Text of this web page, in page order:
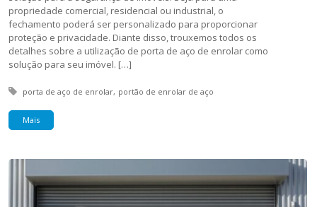
propriedade comercial, residencial ou industrial, o
fechamento poderá ser personalizado para proporcionar
proteção e privacidade. Diante disso, trouxemos todos os
detalhes sobre a utilização de porta de aço de enrolar como
solução para seu imóvel. […]
Tagged with:
porta de aço de enrolar portão de enrolar de aço
Mais